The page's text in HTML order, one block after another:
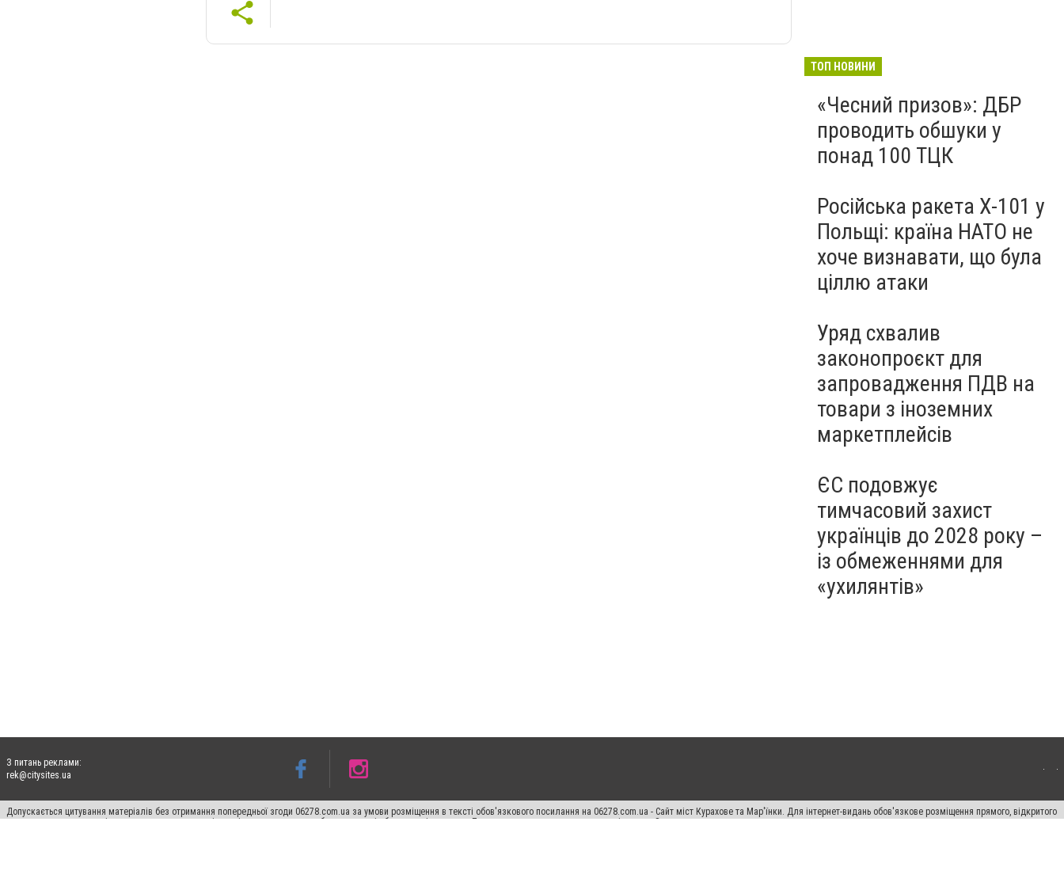
ТОП НОВИНИ
«Чесний призов»: ДБР
проводить обшуки у
понад 100 ТЦК
Російська ракета Х-101 у
Польщі: країна НАТО не
хоче визнавати, що була
ціллю атаки
Уряд схвалив
законопроєкт для
запровадження ПДВ на
товари з іноземних
маркетплейсів
ЄС подовжує
тимчасовий захист
українців до 2028 року –
із обмеженнями для
«ухилянтів»
З питань реклами:
rek@citysites.ua
Допускається цитування матеріалів без отримання попередньої згоди 06278.com.ua за умови розміщення в тексті обов'язкового посилання на 06278.com.ua - Сайт міст Курахове та Мар'їнки. Для інтернет-видань обов'язкове розміщення прямого, відкритого
для пошукових систем гіперпосилання на цитовані статті не нижче другого абзацу в тексті або в якості джерела. Порушення виняткових прав переслідується Законом.